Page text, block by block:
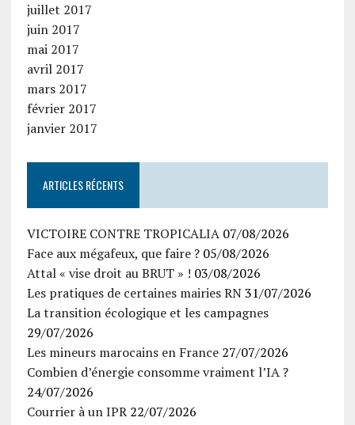
juillet 2017
juin 2017
mai 2017
avril 2017
mars 2017
février 2017
janvier 2017
ARTICLES RÉCENTS
VICTOIRE CONTRE TROPICALIA 07/08/2026
Face aux mégafeux, que faire ? 05/08/2026
Attal « vise droit au BRUT » ! 03/08/2026
Les pratiques de certaines mairies RN 31/07/2026
La transition écologique et les campagnes
29/07/2026
Les mineurs marocains en France 27/07/2026
Combien d’énergie consomme vraiment l’IA ?
24/07/2026
Courrier à un IPR 22/07/2026